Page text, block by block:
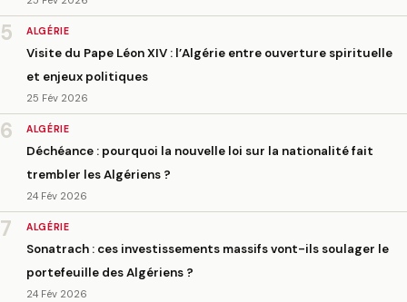
5 ALGÉRIE
Visite du Pape Léon XIV : l’Algérie entre ouverture spirituelle
et enjeux politiques
25 Fév 2026
6 ALGÉRIE
Déchéance : pourquoi la nouvelle loi sur la nationalité fait
trembler les Algériens ?
24 Fév 2026
7 ALGÉRIE
Sonatrach : ces investissements massifs vont-ils soulager le
portefeuille des Algériens ?
24 Fév 2026